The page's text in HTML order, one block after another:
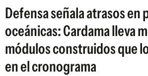
Defensa señala atrasos en
oceánicas: Cardama lleva
módulos construidos que
en el cronograma